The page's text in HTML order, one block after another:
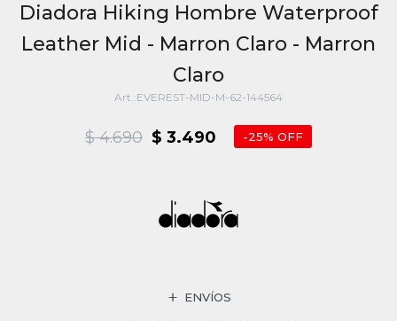
Diadora Hiking Hombre Waterproof
Leather Mid - Marron Claro - Marron
Claro
EVEREST-MID-M-62-144564
$ 3.490
$ 4.690 25
ENVÍOS